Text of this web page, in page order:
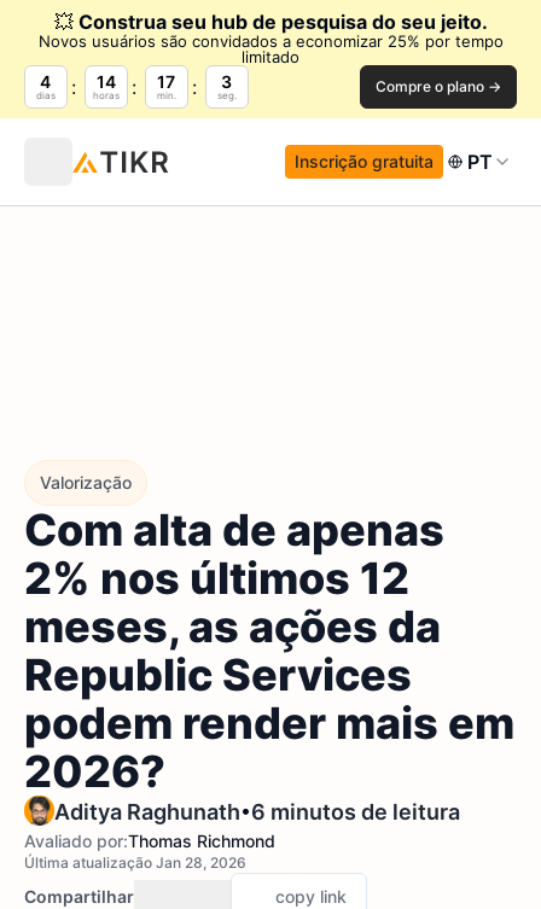
💥 Construa seu hub de pesquisa do seu jeito.
Novos usuários são convidados a economizar 25% por tempo
limitado
4
dias
14
horas
17
min.
2
seg. Compre o plano →
Inscrição gratuita PT
Valorização
Com alta de apenas
2% nos últimos 12
meses, as ações da
Republic Services
podem render mais em
2026?
Aditya Raghunath•6 minutos de leitura
Avaliado por:Thomas Richmond
Última atualização Jan 28, 2026
Compartilhar copy link